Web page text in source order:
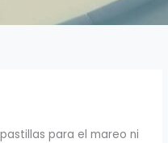
para el mareo ni